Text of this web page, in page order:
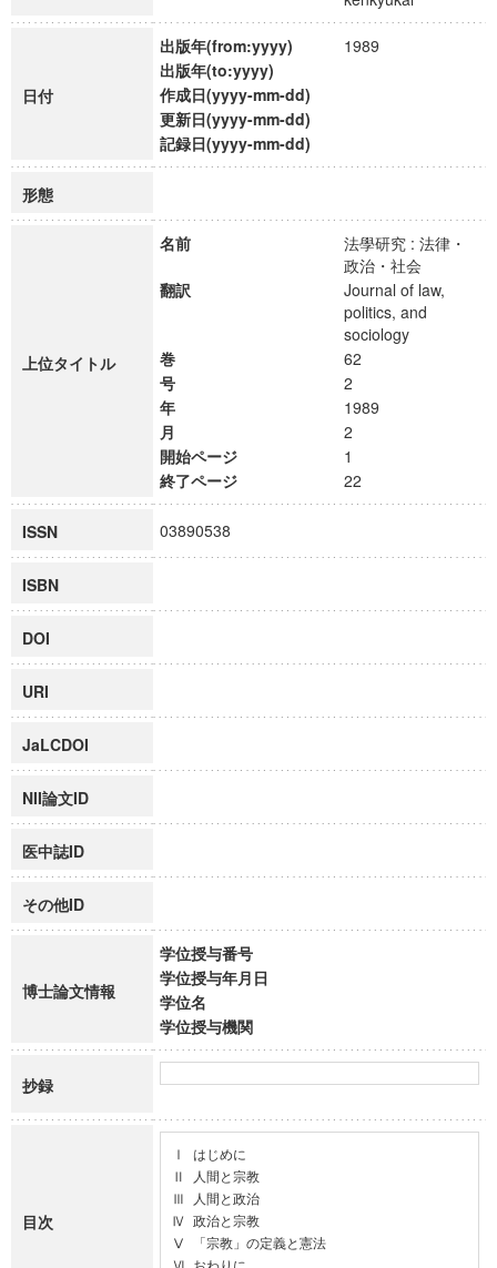
日付
出版年(from:yyyy)
1989
出版年(to:yyyy)
作成日(yyyy-mm-dd)
更新日(yyyy-mm-dd)
記録日(yyyy-mm-dd)
形態
上位タイトル
名前
法學研究 : 法律・
政治・社会
翻訳
Journal of law,
politics, and
sociology
巻
62
号
2
年
1989
月
2
開始ページ
1
終了ページ
22
ISSN 03890538
ISBN
DOI
URI
JaLCDOI
NII論文ID
医中誌ID
その他ID
博士論文情報
学位授与番号
学位授与年月日
学位名
学位授与機関
抄録
目次
Ⅰ はじめに
Ⅱ 人間と宗教
Ⅲ 人間と政治
Ⅳ 政治と宗教
Ⅴ 「宗教」の定義と憲法